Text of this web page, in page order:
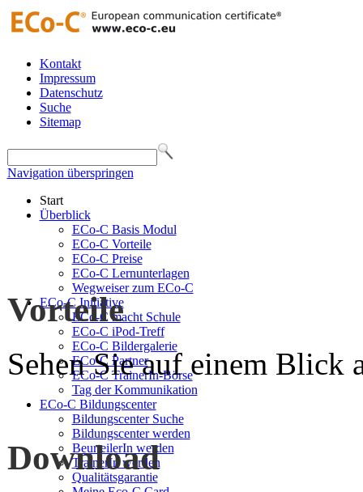
Kontakt
Impressum
Datenschutz
Suche
Sitemap
Navigation überspringen
Start
Überblick
ECo-C Basis Modul
ECo-C Vorteile
ECo-C Preise
ECo-C Lernunterlagen
Wegweiser zum ECo-C
ECo-C Initiative
ECo-C macht Schule
ECo-C iPod-Treff
ECo-C Bildergalerie
ECo-C Partner
ECo-C TrainerIn-Börse
Tag der Kommunikation
ECo-C Bildungscenter
Bildungscenter Suche
Bildungscenter werden
BeurteilerIn werden
TrainerIn werden
Qualitätsgarantie
Vorteile
Sehen Sie auf einem Blick
Download